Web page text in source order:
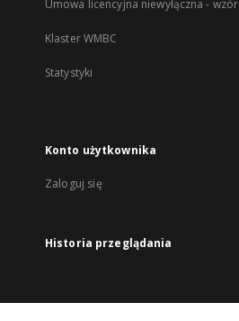
Umowa licencyjna niewyłączna - wzór
Klaster WMBC
Statystyki
Konto użytkownika
Zaloguj się
Historia przeglądania